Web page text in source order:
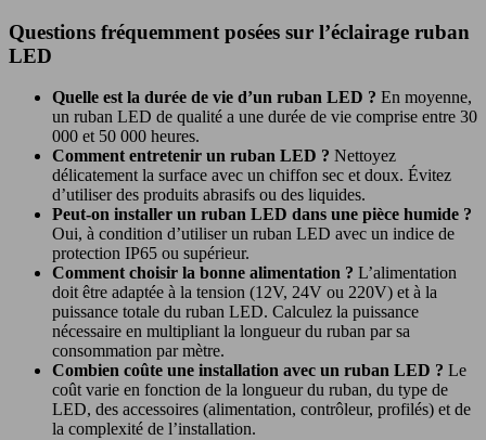
Questions fréquemment posées sur l’éclairage ruban
LED
Quelle est la durée de vie d’un ruban LED ? En moyenne,
un ruban LED de qualité a une durée de vie comprise entre 30
000 et 50 000 heures.
Comment entretenir un ruban LED ? Nettoyez
délicatement la surface avec un chiffon sec et doux. Évitez
d’utiliser des produits abrasifs ou des liquides.
Peut-on installer un ruban LED dans une pièce humide ?
Oui, à condition d’utiliser un ruban LED avec un indice de
protection IP65 ou supérieur.
Comment choisir la bonne alimentation ? L’alimentation
doit être adaptée à la tension (12V, 24V ou 220V) et à la
puissance totale du ruban LED. Calculez la puissance
nécessaire en multipliant la longueur du ruban par sa
consommation par mètre.
Combien coûte une installation avec un ruban LED ? Le
coût varie en fonction de la longueur du ruban, du type de
LED, des accessoires (alimentation, contrôleur, profilés) et de
la complexité de l’installation.